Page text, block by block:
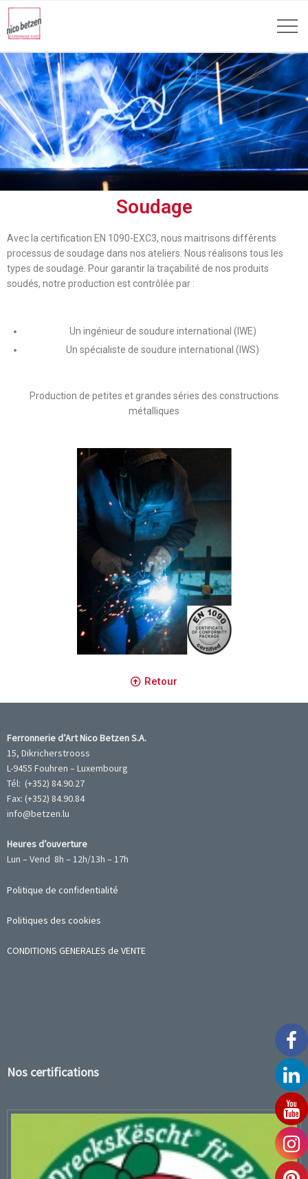
Soudage
Avec la certification EN 1090-EXC3, nous maitrisons différents
processus de soudage dans nos ateliers. Nous réalisons tous les
types de soudage. Pour garantir la traçabilité de nos produits
soudés, notre production est contrôlée par :
Un ingénieur de soudure international (IWE)
Un spécialiste de soudure international (IWS)
Production de petites et grandes séries des constructions
métalliques
Retour
Ferronnerie d’Art Nico Betzen S.A.
15, Dikricherstrooss
L-9455 Fouhren – Luxembourg
Tél: (+352) 84.90.27
Fax: (+352) 84.90.84
info@betzen.lu
Heures d’ouverture
Lun – Vend 8h – 12h/13h – 17h
Politique de confidentialité
Politiques des cookies
CONDITIONS GENERALES de VENTE
Nos certifications